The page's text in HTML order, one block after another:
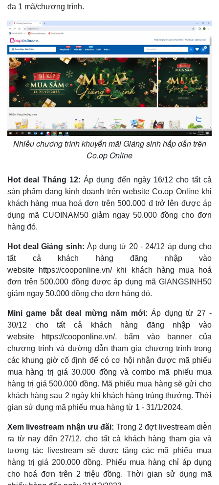
Kinh tế
Bất động sản
Khởi nghiệp
Thị trường
Giá vàng
Tiêu dùng
Tỷ giá
đa 1 mã/chương trình.
Nhiều chương trình khuyến mãi Giáng sinh hấp dẫn trên
Co.op Online
Hot deal Tháng 12: Áp dụng đến ngày 16/12 cho tất cả
sản phẩm đang kinh doanh trên website Co.op Online khi
khách hàng mua hoá đơn trên 500.000 đ trở lên được áp
dụng mã CUOINAM50 giảm ngay 50.000 đồng cho đơn
hàng đó.
Hot deal Giáng sinh: Áp dụng từ 20 - 24/12 áp dụng cho
tất cả khách hàng đăng nhập vào
website https://cooponline.vn/ khi khách hàng mua hoá
đơn trên 500.000 đồng được áp dụng mã GIANGSINH50
giảm ngay 50.000 đồng cho đơn hàng đó.
Mini game bắt deal mừng năm mới: Áp dụng từ 27 -
30/12 cho tất cả khách hàng đăng nhập vào
website https://cooponline.vn/, bấm vào banner của
chương trình và đường dẫn tham gia chương trình trong
các khung giờ cố định để có cơ hội nhận được mã phiếu
mua hàng trị giá 30.000 đồng và combo mã phiếu mua
hàng trị giá 500.000 đồng. Mã phiếu mua hàng sẽ gửi cho
khách hàng sau 2 ngày khi khách hàng trúng thưởng. Thời
gian sử dụng mã phiếu mua hàng từ 1 - 31/1/2024.
Xem livestream nhận ưu đãi: Trong 2 đợt livestream diễn
ra từ nay đến 27/12, cho tất cả khách hàng tham gia và
tương tác livestream sẽ được tặng các mã phiếu mua
hàng trị giá 200.000 đồng. Phiếu mua hàng chỉ áp dụng
cho hoá đơn trên 2 triệu đồng. Thời gian sử dụng mã